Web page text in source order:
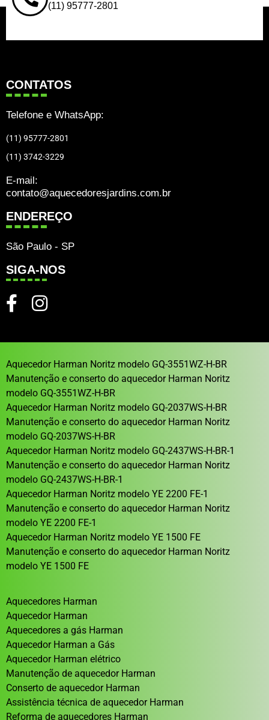
(11) 95777-2801
CONTATOS
Telefone e WhatsApp:
(11) 95777-2801
(11) 3742-3229
E-mail:
contato@aquecedoresjardins.com.br
ENDEREÇO
São Paulo - SP
SIGA-NOS
Aquecedor Harman Noritz modelo GQ-3551WZ-H-BR
Manutenção e conserto do aquecedor Harman Noritz
modelo GQ-3551WZ-H-BR
Aquecedor Harman Noritz modelo GQ-2037WS-H-BR
Manutenção e conserto do aquecedor Harman Noritz
modelo GQ-2037WS-H-BR
Aquecedor Harman Noritz modelo GQ-2437WS-H-BR-1
Manutenção e conserto do aquecedor Harman Noritz
modelo GQ-2437WS-H-BR-1
Aquecedor Harman Noritz modelo YE 2200 FE-1
Manutenção e conserto do aquecedor Harman Noritz
modelo YE 2200 FE-1
Aquecedor Harman Noritz modelo YE 1500 FE
Manutenção e conserto do aquecedor Harman Noritz
modelo YE 1500 FE
Aquecedores Harman
Aquecedor Harman
Aquecedores a gás Harman
Aquecedor Harman a Gás
Aquecedor Harman elétrico
Manutenção de aquecedor Harman
Conserto de aquecedor Harman
Assistência técnica de aquecedor Harman
Reforma de aquecedores Harman